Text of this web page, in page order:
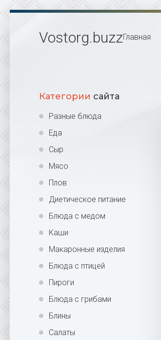
Vostorg.buzzГлавная
Категории сайта
Разные блюда
Еда
Сыр
Мясо
Плов
Диетическое питание
Блюда с медом
Каши
Макаронные изделия
Блюда с птицей
Пироги
Блюда с грибами
Блины
Салаты